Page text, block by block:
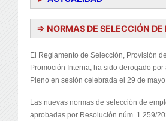
⇒ NORMAS DE SELECCIÓN DE
El Reglamento de Selección, Provisión
Promoción Interna, ha sido derogado por
Pleno en sesión celebrada el 29 de mayo
Las nuevas normas de selección de
aprobadas por Resolución núm. 1.259/